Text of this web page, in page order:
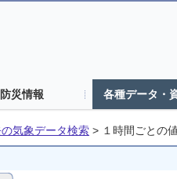
防災情報 各種データ・
気象データ検索 > １時間ごとの